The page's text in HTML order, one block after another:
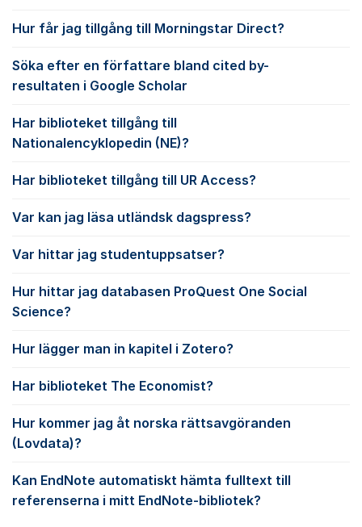
Hur får jag tillgång till Morningstar Direct?
Söka efter en författare bland cited by-
resultaten i Google Scholar
Har biblioteket tillgång till
Nationalencyklopedin (NE)?
Har biblioteket tillgång till UR Access?
Var kan jag läsa utländsk dagspress?
Var hittar jag studentuppsatser?
Hur hittar jag databasen ProQuest One Social
Science?
Hur lägger man in kapitel i Zotero?
Har biblioteket The Economist?
Hur kommer jag åt norska rättsavgöranden
(Lovdata)?
Kan EndNote automatiskt hämta fulltext till
referenserna i mitt EndNote-bibliotek?